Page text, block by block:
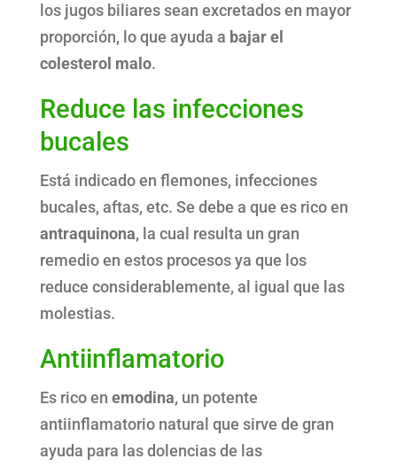
los jugos biliares sean excretados en mayor
proporción, lo que ayuda a bajar el
colesterol malo.
Reduce las infecciones
bucales
Está indicado en flemones, infecciones
bucales, aftas, etc. Se debe a que es rico en
antraquinona, la cual resulta un gran
remedio en estos procesos ya que los
reduce considerablemente, al igual que las
molestias.
Antiinflamatorio
Es rico en emodina, un potente
antiinflamatorio natural que sirve de gran
ayuda para las dolencias de las